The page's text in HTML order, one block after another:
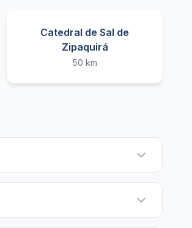
Catedral de Sal de
Zipaquirá
50 km